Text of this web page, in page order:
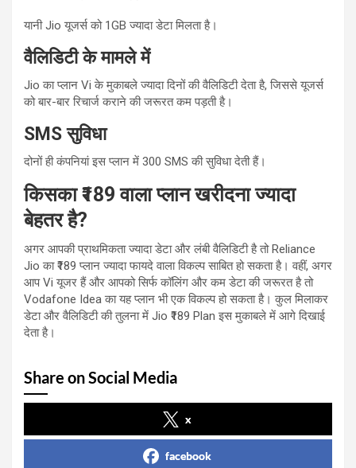
यानी Jio यूजर्स को 1GB ज्यादा डेटा मिलता है।
वैलिडिटी के मामले में
Jio का प्लान Vi के मुकाबले ज्यादा दिनों की वैलिडिटी देता है, जिससे यूजर्स
को बार-बार रिचार्ज कराने की जरूरत कम पड़ती है।
SMS सुविधा
दोनों ही कंपनियां इस प्लान में 300 SMS की सुविधा देती हैं।
किसका ₹189 वाला प्लान खरीदना ज्यादा
बेहतर है?
अगर आपकी प्राथमिकता ज्यादा डेटा और लंबी वैलिडिटी है तो Reliance
Jio का ₹189 प्लान ज्यादा फायदे वाला विकल्प साबित हो सकता है। वहीं, अगर
आप Vi यूजर हैं और आपको सिर्फ कॉलिंग और कम डेटा की जरूरत है तो
Vodafone Idea का यह प्लान भी एक विकल्प हो सकता है। कुल मिलाकर
डेटा और वैलिडिटी की तुलना में Jio ₹189 Plan इस मुकाबले में आगे दिखाई
देता है।
Share on Social Media
x
facebook